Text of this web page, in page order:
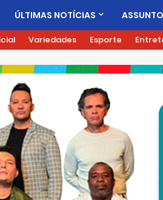
ÚLTIMAS NOTÍCIAS
Variedades Esporte